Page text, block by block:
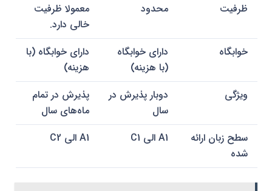
ظرفیت
محدود
معمولا ظرفیت
خالی دارد.
خوابگاه
دارای خوابگاه
(با هزینه)
دارای خوابگاه (با
هزینه)
ویژگی
دوبار پذیرش در
سال
پذیرش در تمام
ماه‌های سال
سطح زبان ارائه
شده
A1 الی C1 A1 الی C2